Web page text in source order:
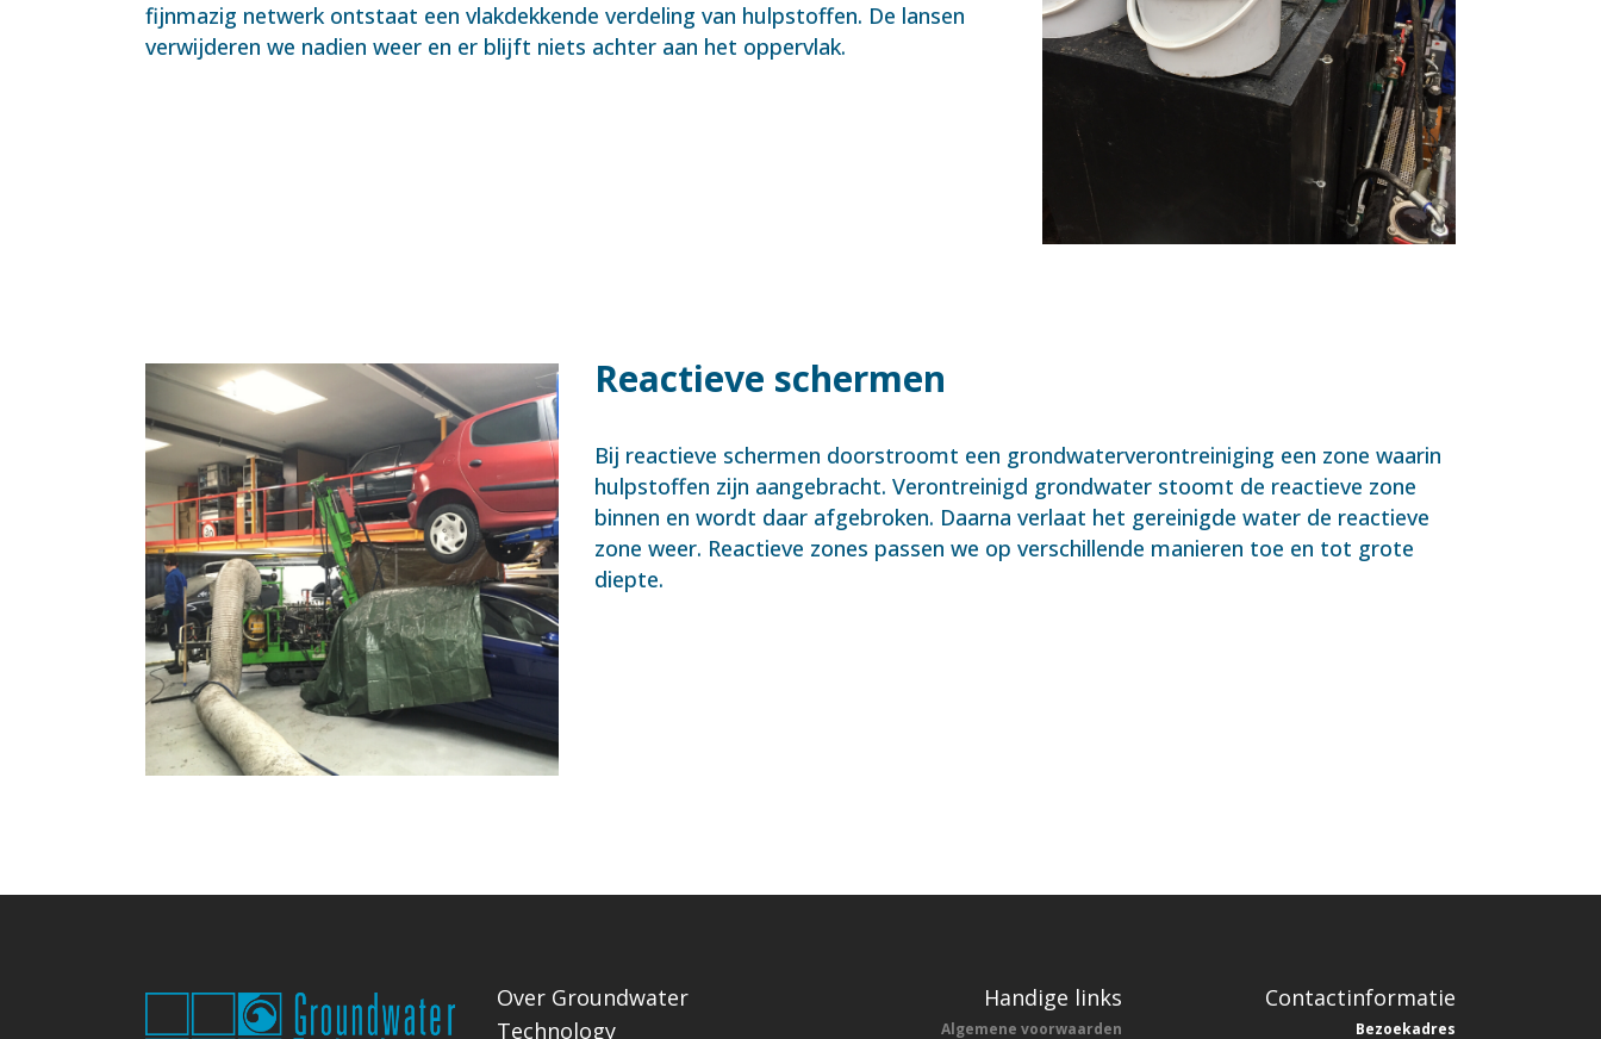
fijnmazig netwerk ontstaat een vlakdekkende verdeling van hulpstoffen. De lansen
verwijderen we nadien weer en er blijft niets achter aan het oppervlak.
Reactieve schermen
Bij reactieve schermen doorstroomt een grondwaterverontreiniging een zone waarin
hulpstoffen zijn aangebracht. Verontreinigd grondwater stoomt de reactieve zone
binnen en wordt daar afgebroken. Daarna verlaat het gereinigde water de reactieve
zone weer. Reactieve zones passen we op verschillende manieren toe en tot grote
diepte.
Over Groundwater
Technology
Handige links
Algemene voorwaarden
Contactinformatie
Bezoekadres